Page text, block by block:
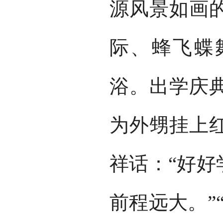
源风景如画
际、蜂飞蝶
浴。出学庆
为外甥挂上
祥话：“好好
前程远大。